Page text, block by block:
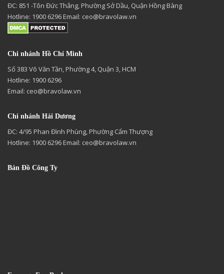
ĐC: 851 -Tôn Đức Thắng, Phường Sở Dầu, Quận Hồng Bàng
Hotline: 1900 6296 Email: ceo@bravolaw.vn
Chi nhánh Hồ Chí Minh
Số 383 Võ Văn Tần, Phường 4, Quận 3, HCM
Hotline: 1900 6296
Email: ceo@bravolaw.vn
Chi nhánh Hải Dương
ĐC: 4/95 Phan Đình Phùng, Phường Cẩm Thượng
Hotline: 1900 6296 Email: ceo@bravolaw.vn
Bản Đồ Công Ty